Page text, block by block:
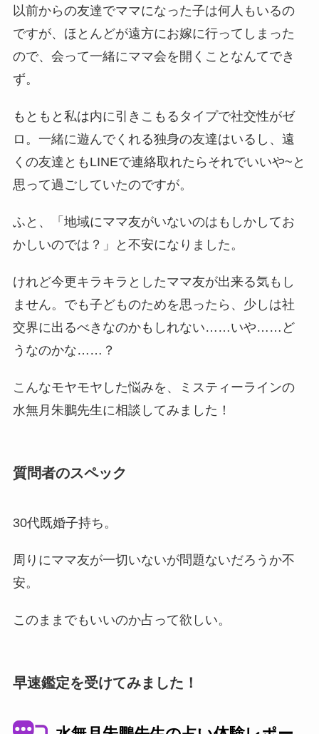
以前からの友達でママになった子は何人もいるの
ですが、ほとんどが遠方にお嫁に行ってしまった
ので、会って一緒にママ会を開くことなんてでき
ず。
もともと私は内に引きこもるタイプで社交性がゼ
ロ。一緒に遊んでくれる独身の友達はいるし、遠
くの友達ともLINEで連絡取れたらそれでいいや~と
思って過ごしていたのですが。
ふと、「地域にママ友がいないのはもしかしてお
かしいのでは？」と不安になりました。
けれど今更キラキラとしたママ友が出来る気もし
ません。でも子どものためを思ったら、少しは社
交界に出るべきなのかもしれない……いや……ど
うなのかな……？
こんなモヤモヤした悩みを、ミスティーラインの
水無月朱鵬先生に相談してみました！
質問者のスペック
30代既婚子持ち。
周りにママ友が一切いないが問題ないだろうか不
安。
このままでもいいのか占って欲しい。
早速鑑定を受けてみました！